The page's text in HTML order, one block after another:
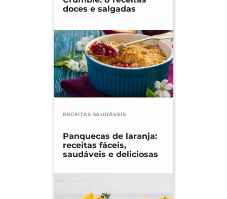
doces e salgadas
RECEITAS SAUDÁVEIS
Panquecas de laranja:
receitas fáceis,
saudáveis e deliciosas